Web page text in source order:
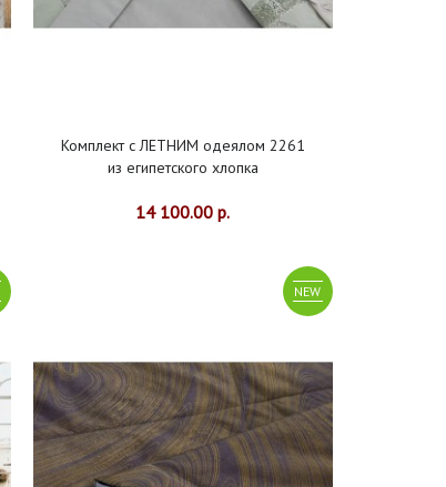
Комплект с ЛЕТНИМ одеялом 2261
из египетского хлопка
14 100.00 р.
NEW